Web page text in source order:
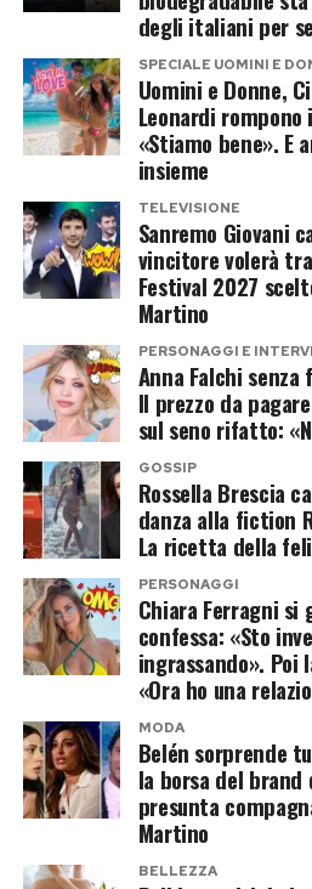
rifinire gli spiedini con
aceto balsamico
spruzzata di succo di lime
servire.
Post Views: 407
senza grassi per due o tre
risvegliare gli oli essenziali
l’aroma. Separatamente, si
un pentolino dal fondo
e al limone, lasciandolo
senza mescolare
cristallizzazione. Non
raggiunge un intenso colore
incorporano rapidamente i
mescolando con un
composto ottenuto va
immediatamente su un
spennellato con un velo
livellandolo con la spatola o
mattarello unto prima che
Consigli di
abbinamenti sfiziosi
Una volta steso a uno
centimetro, l’impasto deve
temperatura ambiente per
del completo
inciderlo con un coltello
barrette o rombi regolari. I
degli italiani per
SPECIALE UOMINI E
Uomini e Donne,
Leonardi
«Stiamo bene». E
insieme
TELEVISIONE
Sanremo Giovani
vincitore volerà
Festival 2027
Martino
PERSONAGGI E
Anna Falchi
Il prezzo da
sul seno rifatto:
GOSSIP
Rossella Brescia
danza alla fiction
La ricetta della
PERSONAGGI
Chiara Ferragni si
confessa: «Sto
ingrassando». Poi
«Ora ho una
MODA
Belén sorprende
la borsa del brand
presunta
Martino
BELLEZZA